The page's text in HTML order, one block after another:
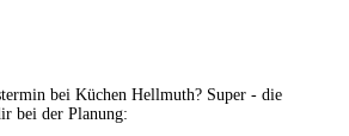
bei Küchen Hellmuth? Super - die
bei der Planung: